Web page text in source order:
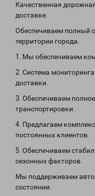
Качественная
доставке.
Обеспечиваем полный
территории города.
1. Мы обеспечиваем
2. Система
доставки.
3. Обеспечиваем
транспортировки.
4. Предлагаем
постоянных клиентов.
5. Обеспечиваем
сезонных факторов.
Мы поддерживаем
состоянии.